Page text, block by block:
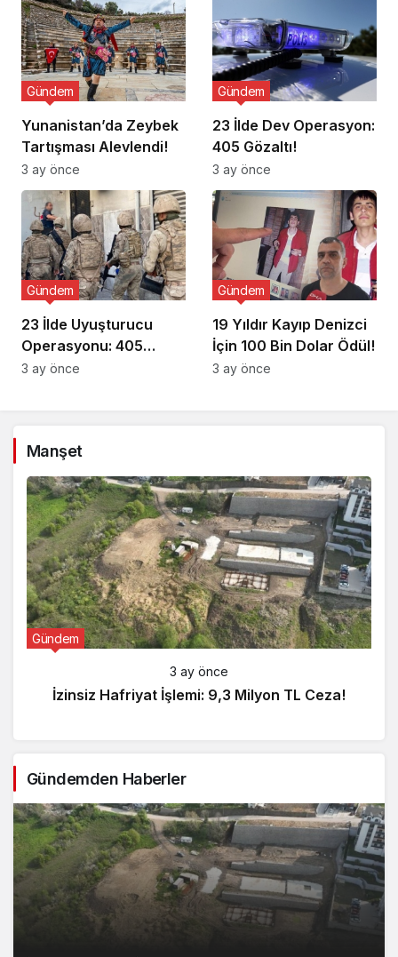
Yunanistan’da Zeybek
Tartışması Alevlendi!
Gündem
3 ay önce
23 İlde Dev Operasyon:
405 Gözaltı!
Gündem
3 ay önce
23 İlde Uyuşturucu
Operasyonu: 405
Gözaltı!
Gündem
3 ay önce
19 Yıldır Kayıp Denizci
İçin 100 Bin Dolar Ödül!
Gündem
3 ay önce
Manşet
Gündem
3 ay önce
İzinsiz Hafriyat İşlemi: 9,3 Milyon TL Ceza!
Gündemden Haberler